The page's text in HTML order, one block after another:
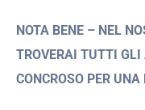
NOTA BENE – NEL
TROVERAI TUTTI
CONCROSO PER